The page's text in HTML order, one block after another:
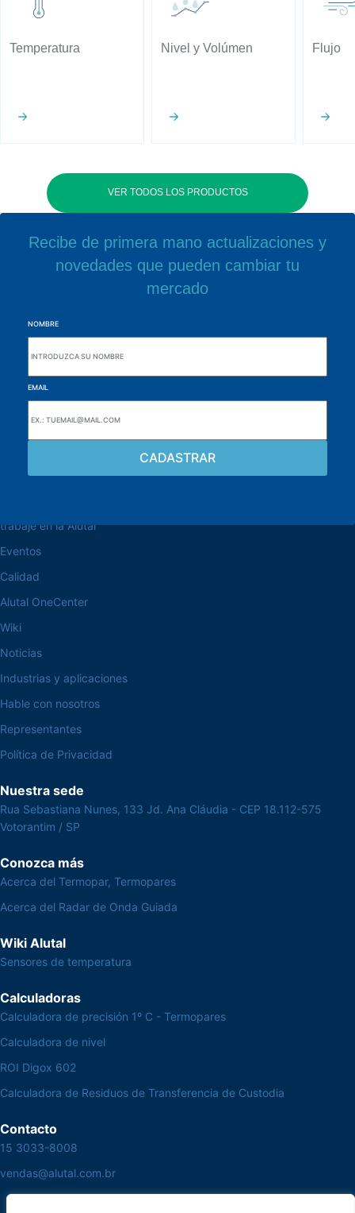
Temperatura Nivel y Volúmen Flujo
VER TODOS LOS PRODUCTOS
Recibe de primera mano actualizaciones y
novedades que pueden cambiar tu
mercado
NOMBRE
EMAIL
trabaje en la Alutal
Eventos
Calidad
Alutal OneCenter
Wiki
Noticias
Industrias y aplicaciones
Hable con nosotros
Representantes
Política de Privacidad
Nuestra sede
Rua Sebastiana Nunes, 133 Jd. Ana Cláudia - CEP 18.112-575
Votorantim / SP
Conozca más
Acerca del Termopar, Termopares
Acerca del Radar de Onda Guiada
Wiki Alutal
Sensores de temperatura
Calculadoras
Calculadora de precisión 1º C - Termopares
Calculadora de nivel
ROI Digox 602
Calculadora de Residuos de Transferencia de Custodia
Contacto
15 3033-8008
vendas@alutal.com.br